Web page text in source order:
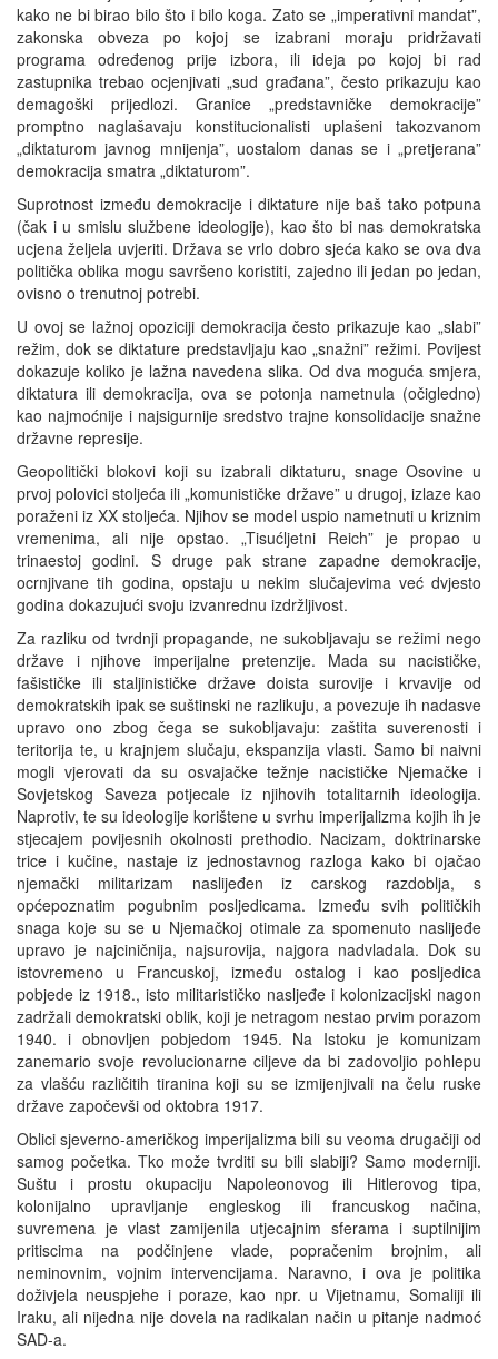
kako ne bi birao bilo što i bilo koga. Zato se „imperativni mandat”,
zakonska obveza po kojoj se izabrani moraju pridržavati
programa određenog prije izbora, ili ideja po kojoj bi rad
zastupnika trebao ocjenjivati „sud građana”, često prikazuju kao
demagoški prijedlozi. Granice „predstavničke demokracije”
promptno naglašavaju konstitucionalisti uplašeni takozvanom
„diktaturom javnog mnijenja”, uostalom danas se i „pretjerana”
demokracija smatra „diktaturom”.
Suprotnost između demokracije i diktature nije baš tako potpuna
(čak i u smislu službene ideologije), kao što bi nas demokratska
ucjena željela uvjeriti. Država se vrlo dobro sjeća kako se ova dva
politička oblika mogu savršeno koristiti, zajedno ili jedan po jedan,
ovisno o trenutnoj potrebi.
U ovoj se lažnoj opoziciji demokracija često prikazuje kao „slabi”
režim, dok se diktature predstavljaju kao „snažni” režimi. Povijest
dokazuje koliko je lažna navedena slika. Od dva moguća smjera,
diktatura ili demokracija, ova se potonja nametnula (očigledno)
kao najmoćnije i najsigurnije sredstvo trajne konsolidacije snažne
državne represije.
Geopolitički blokovi koji su izabrali diktaturu, snage Osovine u
prvoj polovici stoljeća ili „komunističke države” u drugoj, izlaze kao
poraženi iz XX stoljeća. Njihov se model uspio nametnuti u kriznim
vremenima, ali nije opstao. „Tisućljetni Reich” je propao u
trinaestoj godini. S druge pak strane zapadne demokracije,
ocrnjivane tih godina, opstaju u nekim slučajevima već dvjesto
godina dokazujući svoju izvanrednu izdržljivost.
Za razliku od tvrdnji propagande, ne sukobljavaju se režimi nego
države i njihove imperijalne pretenzije. Mada su nacističke,
fašističke ili staljinističke države doista surovije i krvavije od
demokratskih ipak se suštinski ne razlikuju, a povezuje ih nadasve
upravo ono zbog čega se sukobljavaju: zaštita suverenosti i
teritorija te, u krajnjem slučaju, ekspanzija vlasti. Samo bi naivni
mogli vjerovati da su osvajačke težnje nacističke Njemačke i
Sovjetskog Saveza potjecale iz njihovih totalitarnih ideologija.
Naprotiv, te su ideologije korištene u svrhu imperijalizma kojih ih je
stjecajem povijesnih okolnosti prethodio. Nacizam, doktrinarske
trice i kučine, nastaje iz jednostavnog razloga kako bi ojačao
njemački militarizam naslijeđen iz carskog razdoblja, s
općepoznatim pogubnim posljedicama. Između svih političkih
snaga koje su se u Njemačkoj otimale za spomenuto naslijeđe
upravo je najciničnija, najsurovija, najgora nadvladala. Dok su
istovremeno u Francuskoj, između ostalog i kao posljedica
pobjede iz 1918., isto militarističko nasljeđe i kolonizacijski nagon
zadržali demokratski oblik, koji je netragom nestao prvim porazom
1940. i obnovljen pobjedom 1945. Na Istoku je komunizam
zanemario svoje revolucionarne ciljeve da bi zadovoljio pohlepu
za vlašću različitih tiranina koji su se izmijenjivali na čelu ruske
države započevši od oktobra 1917.
Oblici sjeverno-američkog imperijalizma bili su veoma drugačiji od
samog početka. Tko može tvrditi su bili slabiji? Samo moderniji.
Suštu i prostu okupaciju Napoleonovog ili Hitlerovog tipa,
kolonijalno upravljanje engleskog ili francuskog načina,
suvremena je vlast zamijenila utjecajnim sferama i suptilnijim
pritiscima na podčinjene vlade, popračenim brojnim, ali
neminovnim, vojnim intervencijama. Naravno, i ova je politika
doživjela neuspjehe i poraze, kao npr. u Vijetnamu, Somaliji ili
Iraku, ali nijedna nije dovela na radikalan način u pitanje nadmoć
SAD-a.